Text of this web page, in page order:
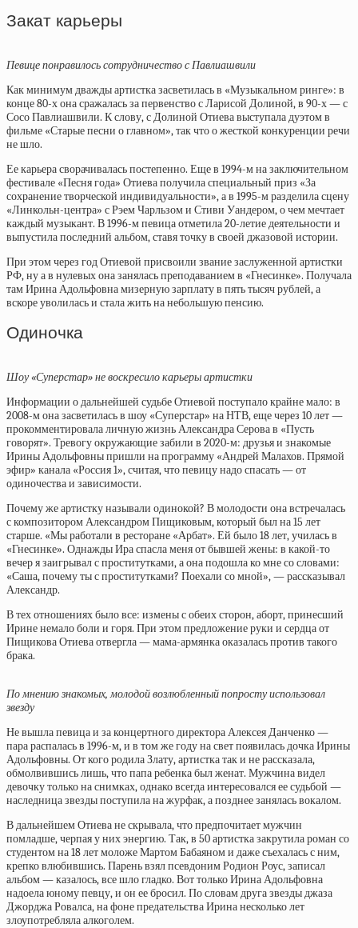
Закат карьеры
Певице понравилось сотрудничество с Павлиашвили
Как минимум дважды артистка засветилась в «Музыкальном ринге»: в
конце 80-х она сражалась за первенство с Ларисой Долиной, в 90-х — с
Сосо Павлиашвили. К слову, с Долиной Отиева выступала дуэтом в
фильме «Старые песни о главном», так что о жесткой конкуренции речи
не шло.
Ее карьера сворачивалась постепенно. Еще в 1994-м на заключительном
фестивале «Песня года» Отиева получила специальный приз «За
сохранение творческой индивидуальности», а в 1995-м разделила сцену
«Линкольн-центра» с Рэем Чарльзом и Стиви Уандером, о чем мечтает
каждый музыкант. В 1996-м певица отметила 20-летие деятельности и
выпустила последний альбом, ставя точку в своей джазовой истории.
При этом через год Отиевой присвоили звание заслуженной артистки
РФ, ну а в нулевых она занялась преподаванием в «Гнесинке». Получала
там Ирина Адольфовна мизерную зарплату в пять тысяч рублей, а
вскоре уволилась и стала жить на небольшую пенсию.
Одиночка
Шоу «Суперстар» не воскресило карьеры артистки
Информации о дальнейшей судьбе Отиевой поступало крайне мало: в
2008-м она засветилась в шоу «Суперстар» на НТВ, еще через 10 лет —
прокомментировала личную жизнь Александра Серова в «Пусть
говорят». Тревогу окружающие забили в 2020-м: друзья и знакомые
Ирины Адольфовны пришли на программу «Андрей Малахов. Прямой
эфир» канала «Россия 1», считая, что певицу надо спасать — от
одиночества и зависимости.
Почему же артистку называли одинокой? В молодости она встречалась
с композитором Александром Пищиковым, который был на 15 лет
старше. «Мы работали в ресторане «Арбат». Ей было 18 лет, училась в
«Гнесинке». Однажды Ира спасла меня от бывшей жены: в какой-то
вечер я заигрывал с проститутками, а она подошла ко мне со словами:
«Саша, почему ты с проститутками? Поехали со мной», — рассказывал
Александр.
В тех отношениях было все: измены с обеих сторон, аборт, принесший
Ирине немало боли и горя. При этом предложение руки и сердца от
Пищикова Отиева отвергла — мама-армянка оказалась против такого
брака.
По мнению знакомых, молодой возлюбленный попросту использовал
звезду
Не вышла певица и за концертного директора Алексея Данченко —
пара распалась в 1996-м, и в том же году на свет появилась дочка Ирины
Адольфовны. От кого родила Злату, артистка так и не рассказала,
обмолвившись лишь, что папа ребенка был женат. Мужчина видел
девочку только на снимках, однако всегда интересовался ее судьбой —
наследница звезды поступила на журфак, а позднее занялась вокалом.
В дальнейшем Отиева не скрывала, что предпочитает мужчин
помладше, черпая у них энергию. Так, в 50 артистка закрутила роман со
студентом на 18 лет моложе Мартом Бабаяном и даже съехалась с ним,
крепко влюбившись. Парень взял псевдоним Родион Роус, записал
альбом — казалось, все шло гладко. Вот только Ирина Адольфовна
надоела юному певцу, и он ее бросил. По словам друга звезды джаза
Джорджа Ровалса, на фоне предательства Ирина несколько лет
злоупотребляла алкоголем.